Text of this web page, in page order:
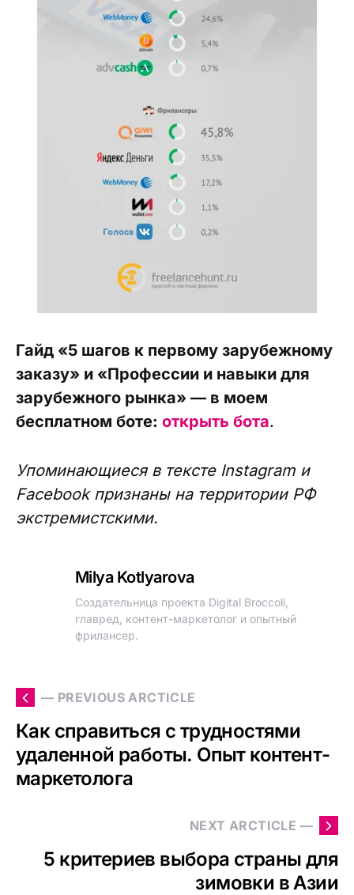
Гайд «5 шагов к первому зарубежному
заказу» и «Профессии и навыки для
зарубежного рынка» — в моем
бесплатном боте: открыть бота.
Упоминающиеся в тексте Instagram и
Facebook признаны на территории РФ
экстремистскими.
Milya Kotlyarova
Создательница проекта Digital Broccoli,
главред, контент-маркетолог и опытный
фрилансер.
— PREVIOUS ARCTICLE
Как справиться с трудностями
удаленной работы. Опыт контент-
маркетолога
NEXT ARCTICLE —
5 критериев выбора страны для
зимовки в Азии